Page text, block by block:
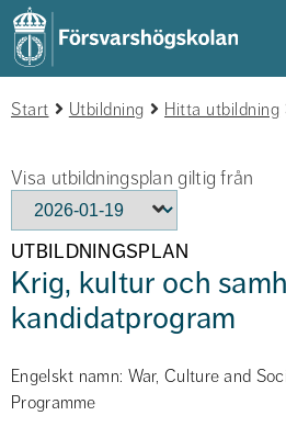
studera på campus
Start Utbildning Hitta utbildning
Visa utbildningsplan giltig från
UTBILDNINGSPLAN
Krig, kultur och
kandidatprogram
Engelskt namn: War, Culture and
Programme